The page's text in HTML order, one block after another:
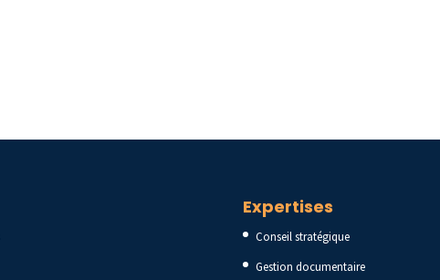
Expertises
Conseil stratégique
Gestion documentaire